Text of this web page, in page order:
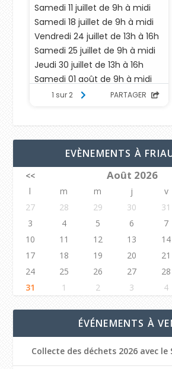
EVÈNEMENTS À
<< Août 2026
l
m m j v
27
28 29 30 31
3
4 5 6 7
10
11 12 13 14
17
18 19 20 21
24
25 26 27 28
31
1 2 3 4
ÉVÉNEMENTS À
Collecte des déchets 2026 avec le